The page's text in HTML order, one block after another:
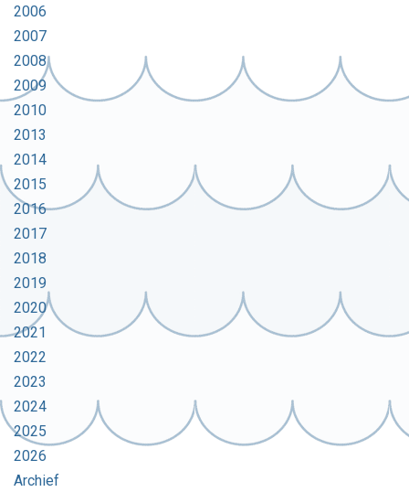
2006
2007
2008
2009
2010
2013
2014
2015
2016
2017
2018
2019
2020
2021
2022
2023
2024
2025
2026
Archief